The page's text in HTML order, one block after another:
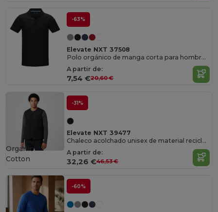
-63%
Elevate NXT 37508
Polo orgánico de manga corta para hombre "Graphite"
A partir de:
7,54 €20,60 €
-31%
Elevate NXT 39477
Chaleco acolchado unisex de material reciclado con certificado GRS "Quartz"
A partir de:
32,26 €46,53 €
Organic
Cotton
-60%